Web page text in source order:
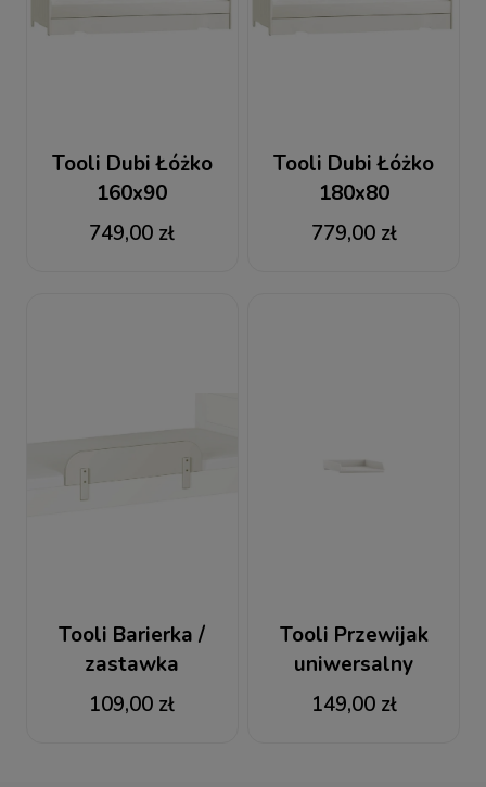
Tooli Dubi Łóżko
160x90
749,00 zł
Tooli Dubi Łóżko
180x80
779,00 zł
Tooli Barierka /
zastawka
109,00 zł
Tooli Przewijak
uniwersalny
149,00 zł